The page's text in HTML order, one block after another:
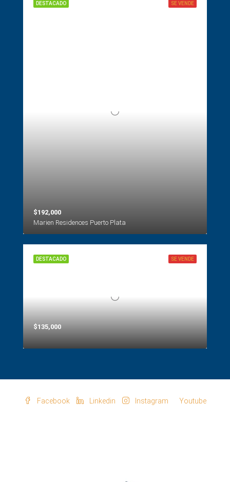
SE VENDE
DESTACADO
$192,000
Marien Residences Puerto Plata
SE VENDE
DESTACADO
$135,000
Facebook Linkedin Instagram Youtube